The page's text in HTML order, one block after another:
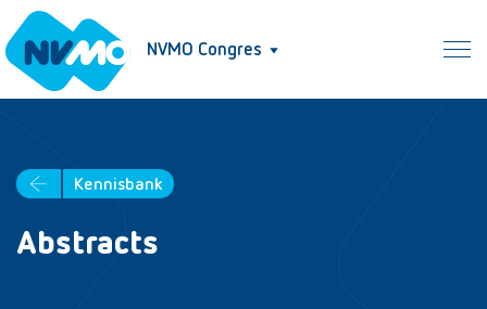
NVMO Congres
Kennisbank
Abstracts